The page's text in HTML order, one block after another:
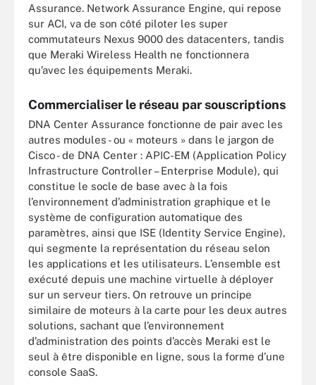
Assurance. Network Assurance Engine, qui repose
sur ACI, va de son côté piloter les super
commutateurs Nexus 9000 des datacenters, tandis
que Meraki Wireless Health ne fonctionnera
qu’avec les équipements Meraki.
Commercialiser le réseau par souscriptions
DNA Center Assurance fonctionne de pair avec les
autres modules - ou « moteurs » dans le jargon de
Cisco - de DNA Center : APIC-EM (Application Policy
Infrastructure Controller – Enterprise Module), qui
constitue le socle de base avec à la fois
l’environnement d’administration graphique et le
système de configuration automatique des
paramètres, ainsi que ISE (Identity Service Engine),
qui segmente la représentation du réseau selon
les applications et les utilisateurs. L’ensemble est
exécuté depuis une machine virtuelle à déployer
sur un serveur tiers. On retrouve un principe
similaire de moteurs à la carte pour les deux autres
solutions, sachant que l’environnement
d’administration des points d’accès Meraki est le
seul à être disponible en ligne, sous la forme d’une
console SaaS.